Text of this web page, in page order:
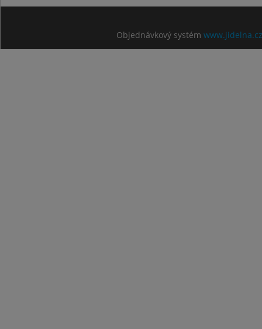
Objednávkový systém www.jidelna.cz